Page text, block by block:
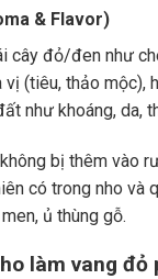
& Flavor)
cây đỏ/đen như
(tiêu, thảo mộc),
như khoáng, da,
bị thêm vào
có trong nho và
ủ thùng gỗ.
làm vang đỏ